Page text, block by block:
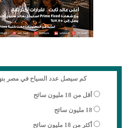
كم سيصل عدد السياح في مصر
أقل من 18 مليون سائح
18 مليون سائح
أكثر من 18 مليون سائح